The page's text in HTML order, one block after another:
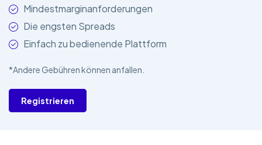
Mindestmarginanforderungen
Die engsten Spreads
Einfach zu bedienende Plattform
*Andere Gebühren können anfallen.
Registrieren